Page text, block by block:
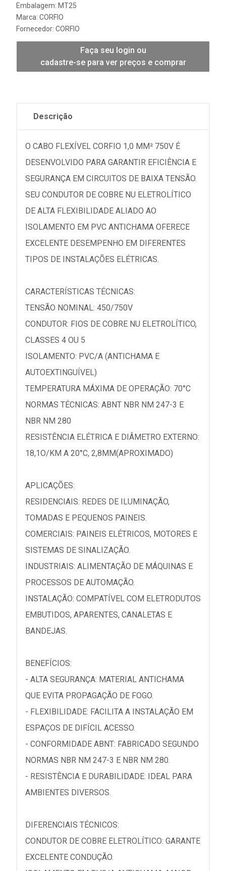
Embalagem: MT25
Marca: CORFIO
Fornecedor: CORFIO
Faça seu login ou
cadastre-se para ver preços e comprar
Descrição
O CABO FLEXÍVEL CORFIO 1,0 MM² 750V É
DESENVOLVIDO PARA GARANTIR EFICIÊNCIA E
SEGURANÇA EM CIRCUITOS DE BAIXA TENSÃO.
SEU CONDUTOR DE COBRE NU ELETROLÍTICO
DE ALTA FLEXIBILIDADE ALIADO AO
ISOLAMENTO EM PVC ANTICHAMA OFERECE
EXCELENTE DESEMPENHO EM DIFERENTES
TIPOS DE INSTALAÇÕES ELÉTRICAS.
CARACTERÍSTICAS TÉCNICAS:
TENSÃO NOMINAL: 450/750V
CONDUTOR: FIOS DE COBRE NU ELETROLÍTICO,
CLASSES 4 OU 5
ISOLAMENTO: PVC/A (ANTICHAMA E
AUTOEXTINGUÍVEL)
TEMPERATURA MÁXIMA DE OPERAÇÃO: 70°C
NORMAS TÉCNICAS: ABNT NBR NM 247-3 E
NBR NM 280
RESISTÊNCIA ELÉTRICA E DIÂMETRO EXTERNO:
18,1O/KM A 20°C, 2,8MM(APROXIMADO)
APLICAÇÕES:
RESIDENCIAIS: REDES DE ILUMINAÇÃO,
TOMADAS E PEQUENOS PAINEIS.
COMERCIAIS: PAINEIS ELÉTRICOS, MOTORES E
SISTEMAS DE SINALIZAÇÃO.
INDUSTRIAIS: ALIMENTAÇÃO DE MÁQUINAS E
PROCESSOS DE AUTOMAÇÃO.
INSTALAÇÃO: COMPATÍVEL COM ELETRODUTOS
EMBUTIDOS, APARENTES, CANALETAS E
BANDEJAS.
BENEFÍCIOS:
- ALTA SEGURANÇA: MATERIAL ANTICHAMA
QUE EVITA PROPAGAÇÃO DE FOGO.
- FLEXIBILIDADE: FACILITA A INSTALAÇÃO EM
ESPAÇOS DE DIFÍCIL ACESSO.
- CONFORMIDADE ABNT: FABRICADO SEGUNDO
NORMAS NBR NM 247-3 E NBR NM 280.
- RESISTÊNCIA E DURABILIDADE: IDEAL PARA
AMBIENTES DIVERSOS.
DIFERENCIAIS TÉCNICOS:
CONDUTOR DE COBRE ELETROLÍTICO: GARANTE
EXCELENTE CONDUÇÃO.